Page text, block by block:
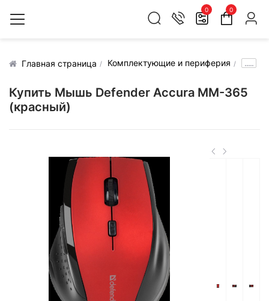
0 0
Главная страница Комплектующие и периферия .....
Купить Мышь Defender Accura MM-365
(красный)